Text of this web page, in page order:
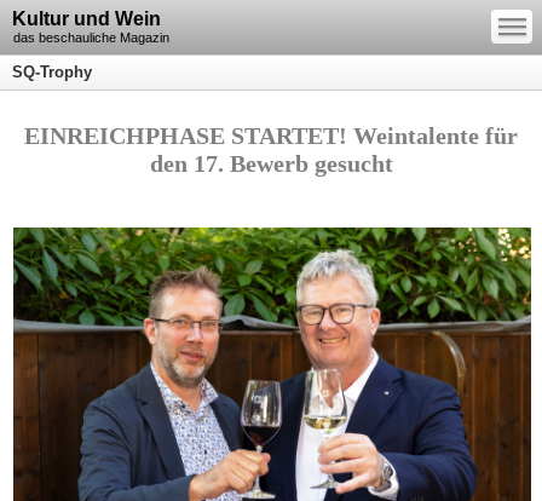
Kultur und Wein
das beschauliche Magazin
—
—
—
SQ-Trophy
EINREICHPHASE STARTET! Weintalente für
den 17. Bewerb gesucht